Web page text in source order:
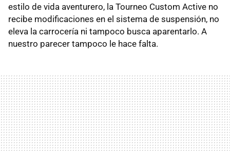
estilo de vida aventurero, la Tourneo Custom Active no
recibe modificaciones en el sistema de suspensión, no
eleva la carrocería ni tampoco busca aparentarlo. A
nuestro parecer tampoco le hace falta.